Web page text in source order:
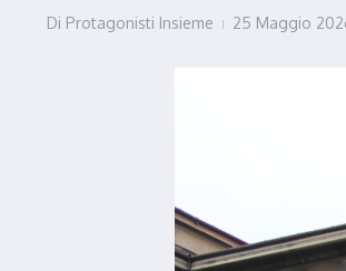
Di Protagonisti Insieme 25 Maggio